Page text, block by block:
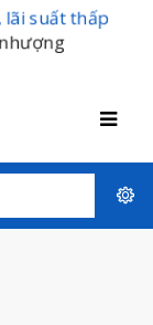
lãi suất thấp